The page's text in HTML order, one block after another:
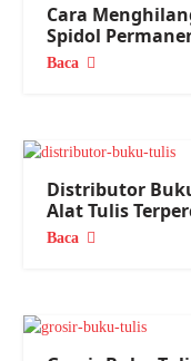
Cara
Spidol
Mudah
Baca
Distributor
Alat Tulis
Nasional
Baca